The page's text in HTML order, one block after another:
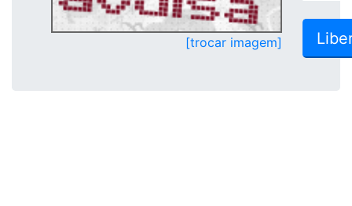
[trocar imagem]